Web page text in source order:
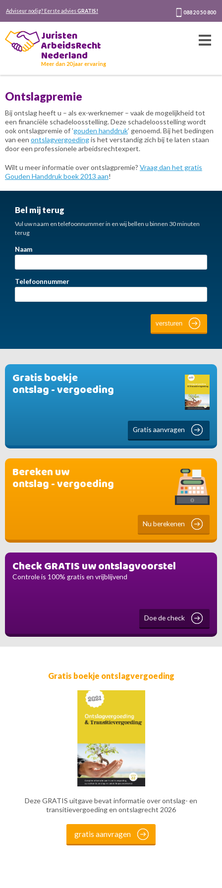
Adviseur nodig? Eerste adviesGRATIS! 088 20 50 800
Juristen
ArbeidsRecht
Nederland
Meer dan 20 jaar ervaring
Ontslagpremie
Bij ontslag heeft u – als ex-werknemer – vaak de mogelijkheid tot
een financiële schadeloosstelling. Deze schadeloosstelling wordt
ook ontslagpremie of ’gouden handdruk’ genoemd. Bij het bedingen
van een ontslagvergoedingis het verstandig zich bij te laten staan
door een professionele arbeidsrechtexpert.
Wilt u meer informatie over ontslagpremie? Vraag dan het gratis
Gouden Handdruk boek 2013 aan!
Gratis boekje
ontslag - vergoeding
Gratis aanvragen
Bereken uw
ontslag - vergoeding
Nu berekenen
Check GRATIS uw ontslagvoorstel
Controle is 100% gratis en vrijblijvend
Doe de check
Bel mij terug
Vul uw naam en telefoonnummer in en wij bellen u binnen 30 minuten
terug
Naam
Telefoonnummer
Gratis boekje ontslagvergoeding
Deze GRATIS uitgave bevat informatie over ontslag- en
transitievergoeding en ontslagrecht 2026
gratis aanvragen